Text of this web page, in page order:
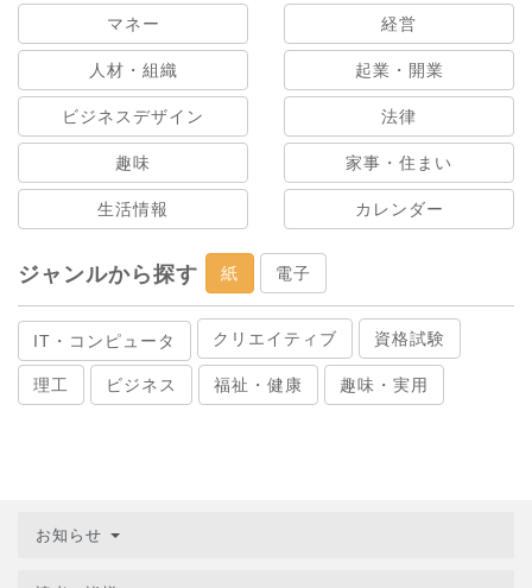
マネー 経営
人材・組織 起業・開業
ビジネスデザイン 法律
趣味 家事・住まい
生活情報 カレンダー
ジャンルから探す 紙 電子
IT・コンピュータ クリエイティブ 資格試験
理工 ビジネス 福祉・健康 趣味・実用
お知らせ